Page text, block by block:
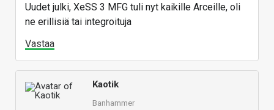
Uudet julki, XeSS 3 MFG tuli nyt kaikille Arceille, oli
ne erillisiä tai integroituja
Vastaa
Kaotik
Banhammer